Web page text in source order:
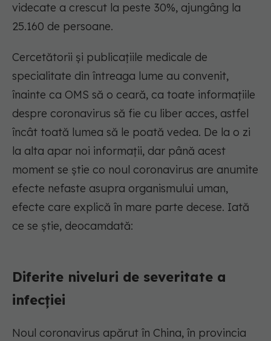
videcate a crescut la peste 30%, ajungâng la
25.160 de persoane.
Cercetătorii și publicațiile medicale de
specialitate din întreaga lume au convenit,
înainte ca OMS să o ceară, ca toate informațiile
despre coronavirus să fie cu liber acces, astfel
încât toată lumea să le poată vedea. De la o zi
la alta apar noi informații, dar până acest
moment se știe co noul coronavirus are anumite
efecte nefaste asupra organismului uman,
efecte care explică în mare parte decese. Iată
ce se știe, deocamdată:
Diferite niveluri de severitate a
infecției
Noul coronavirus apărut în China, în provincia